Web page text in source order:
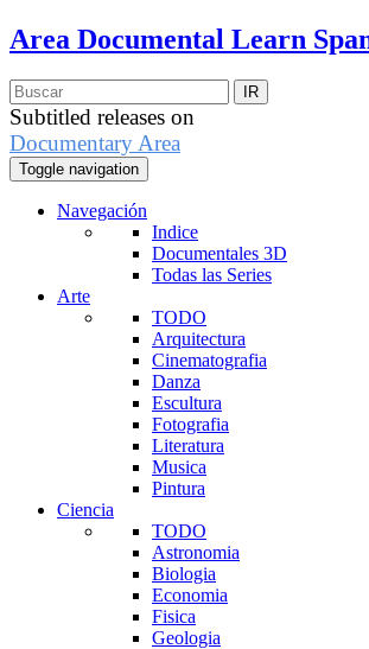
Area Documental Learn
Subtitled releases on
Documentary Area
Toggle navigation
Navegación
Indice
Documentales 3D
Todas las Series
Arte
TODO
Arquitectura
Cinematografia
Danza
Escultura
Fotografia
Literatura
Musica
Pintura
Ciencia
TODO
Astronomia
Biologia
Economia
Fisica
Geologia